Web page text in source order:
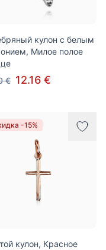
кулон с белым
Милое полое
€ 12.16 €
-15%
кулон, Красное